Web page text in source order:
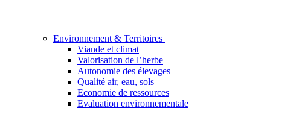
Environnement & Territoires
Viande et climat
Valorisation de l’herbe
Autonomie des élevages
Qualité air, eau, sols
Economie de ressources
Evaluation environnementale